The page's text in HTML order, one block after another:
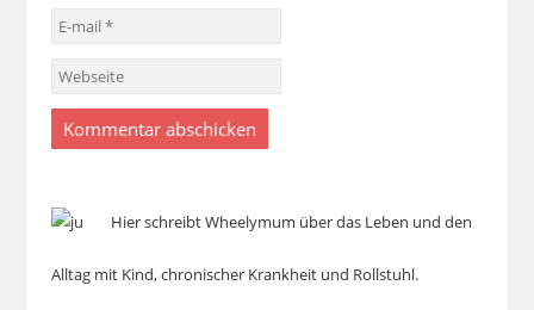
Hier schreibt Wheelymum über das Leben und den
Alltag mit Kind, chronischer Krankheit und Rollstuhl.